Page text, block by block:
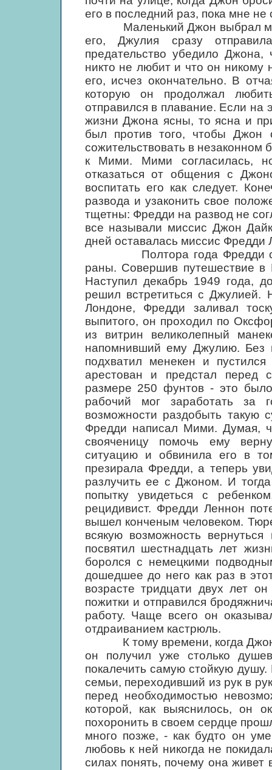
его в последний раз, пока мне
Маленький Джон выбрал
его, Джулия сразу
предательство убедило
никто не любит и что он
его, исчез окончательно. В
которую он продолжал
отправился в плавание. Если на
жизни Джона ясны, то ясна и
был против того, чтобы Джон
сожительствовать в
к Мими. Мими согласилась,
отказаться от общения с
воспитать его как следует.
развода и узаконить свое
тщетны: Фредди на развод не
все называли миссис Джон
дней оставалась миссис Фредди
Полтора года Фредди
раны. Совершив путешествие
Наступил декабрь 1949 года,
решил встретиться с Джулией.
Лондоне, Фредди заливал
выпитого, он проходил по
из витрин великолепный
напомнивший ему Джулию. Без
подхватил менекен и
арестован и предстал перед
размере 250 фунтов - это
рабочий мог заработать
возможности раздобыть такую
Фредди написал Мими. Думая,
свояченицу помочь ему
ситуацию и обвинила его в
презирала Фредди, а теперь
разлучить ее с Джоном. И
попытку увидеться с
рецидивист. Фредди Леннон
вышел конченым человеком.
всякую возможность
посвятил шестнадцать лет
боролся с немецкими
дошедшее до него как раз в
возрасте тридцати двух лет
пожитки и отправился
работу. Чаще всего он
отдраиванием кастрюль.
К тому времени, когда Джон
он получил уже столько
покалечить самую стойкую
семьи, переходивший из рук в
перед необходимостью
которой, как выяснилось, он
похоронить в своем сердце
много позже, - как будто он
любовь к ней никогда не
силах понять, почему она